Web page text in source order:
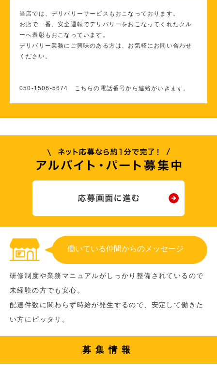
当店では、デリバリーサービスもおこなっております。
お店で一番、安全運転でデリバリーをおこなってくれたクル
ーへ表彰もおこなっています。
デリバリー業務にご興味のある方は、お気軽にお問い合わせ
ください。
050‐1506‐5674 こちらの電話番号から連絡がいきます。
働いている仲間からのメッセージ
研修制度や業務マニュアルがしっかり整備されているので
未経験の方でも安心。
配達件数に関わらず時給が発生するので、安定して働きた
い方にピッタリ。
募集情報